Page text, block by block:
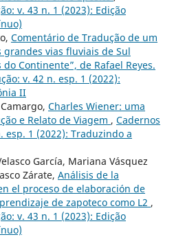
v. 43 n. 1 (2023): Edição
Comentário de Tradução de um
grandes vias fluviais de Sul
Continente”, de Rafael Reyes.
v. 42 n. esp. 1 (2022):
II
Charles Wiener: uma
e Relato de Viagem , Cadernos
esp. 1 (2022): Traduzindo a
García, Mariana Vásquez
Zárate, Análisis de la
el proceso de elaboración de
de zapoteco como L2 ,
v. 43 n. 1 (2023): Edição